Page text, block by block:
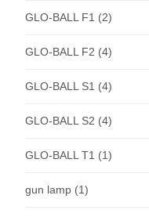
GLO-BALL F1 (2)
GLO-BALL F2 (4)
GLO-BALL S1 (4)
GLO-BALL S2 (4)
GLO-BALL T1 (1)
gun lamp (1)